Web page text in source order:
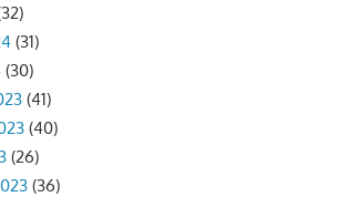
(31)
(30)
(41)
(40)
(26)
(36)